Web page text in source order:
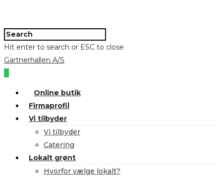
Hit enter to search or ESC to close
Gartnerhallen A/S
Online butik
Firmaprofil
Vi tilbyder
Vi tilbyder
Catering
Lokalt grønt
Hvorfor vælge lokalt?